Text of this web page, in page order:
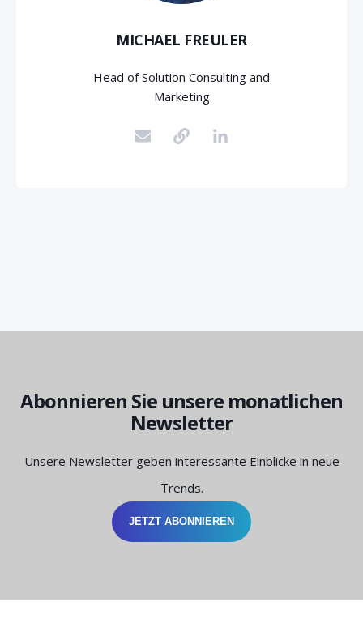
MICHAEL FREULER
Head of Solution Consulting and
Marketing
Abonnieren Sie unsere monatlichen
Newsletter
Unsere Newsletter geben interessante Einblicke in neue
Trends.
JETZT ABONNIEREN